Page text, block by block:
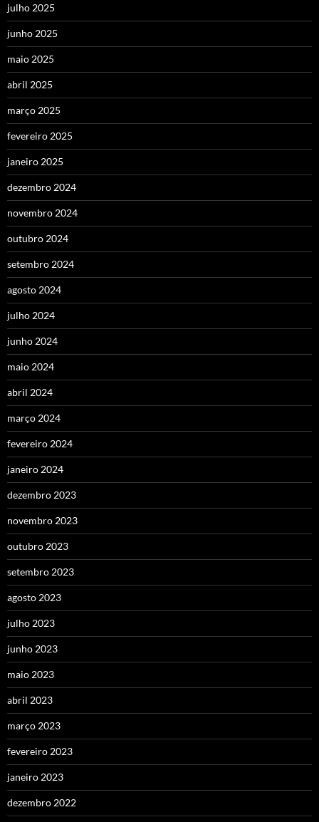
julho 2025
junho 2025
maio 2025
abril 2025
março 2025
fevereiro 2025
janeiro 2025
dezembro 2024
novembro 2024
outubro 2024
setembro 2024
agosto 2024
julho 2024
junho 2024
maio 2024
abril 2024
março 2024
fevereiro 2024
janeiro 2024
dezembro 2023
novembro 2023
outubro 2023
setembro 2023
agosto 2023
julho 2023
junho 2023
maio 2023
abril 2023
março 2023
fevereiro 2023
janeiro 2023
dezembro 2022